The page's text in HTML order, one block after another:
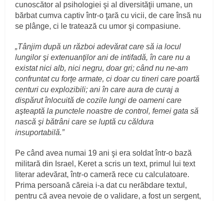
cunoscător al psihologiei şi al diversităţii umane, un
bărbat cumva captiv într-o ţară cu vicii, de care însă nu
se plânge, ci le tratează cu umor şi compasiune.
„Tânjim după un război adevărat care să ia locul
lungilor şi extenuanţilor ani de intifadă, în care nu a
existat nici alb, nici negru, doar gri; când nu ne-am
confruntat cu forţe armate, ci doar cu tineri care poartă
centuri cu explozibili; ani în care aura de curaj a
dispărut înlocuită de cozile lungi de oameni care
aşteaptă la punctele noastre de control, femei gata să
nască şi bătrâni care se luptă cu căldura
insuportabilă.”
Pe când avea numai 19 ani şi era soldat într-o bază
militară din Israel, Keret a scris un text, primul lui text
literar adevărat, într-o cameră rece cu calculatoare.
Prima persoană căreia i-a dat cu nerăbdare textul,
pentru că avea nevoie de o validare, a fost un sergent,